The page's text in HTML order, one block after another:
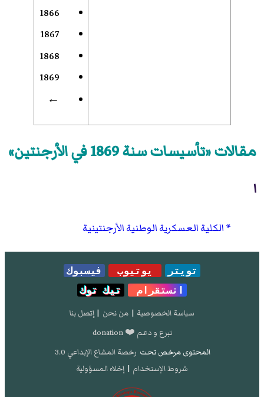
1866
1867
1868
1869
←
مقالات «تأسيسات سنة 1869 في الأرجنتين»
ا
الكلية العسكرية الوطنية الأرجنتينية
تويتر يوتيوب
فيسبوك
انستقرام
تيك توك
سياسة الخصوصية | من نحن | إتصل بنا
تبرع و دعم ❤️ donation
المحتوى مرخص تحت رخصة المشاع الإبداعي 3.0
شروط الإستخدام | إخلاء المسؤولية